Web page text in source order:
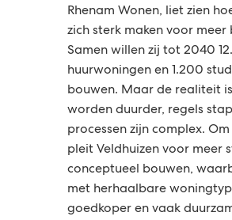
Rhenam Wonen, liet zien
zich sterk maken voor
Samen willen zij tot 2040
huurwoningen en 1.200
bouwen. Maar de realiteit
worden duurder, regels
processen zijn complex.
pleit Veldhuizen voor meer
conceptueel bouwen,
met herhaalbare
goedkoper en vaak